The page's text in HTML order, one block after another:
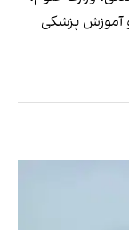
آموزش پزشکی